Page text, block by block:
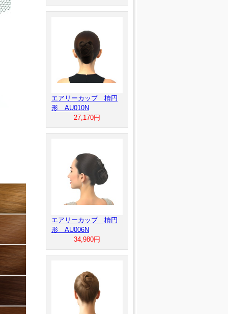
エアリーカップ 楕円
形 AU010N
27,170円
エアリーカップ 楕円
形 AU006N
34,980円